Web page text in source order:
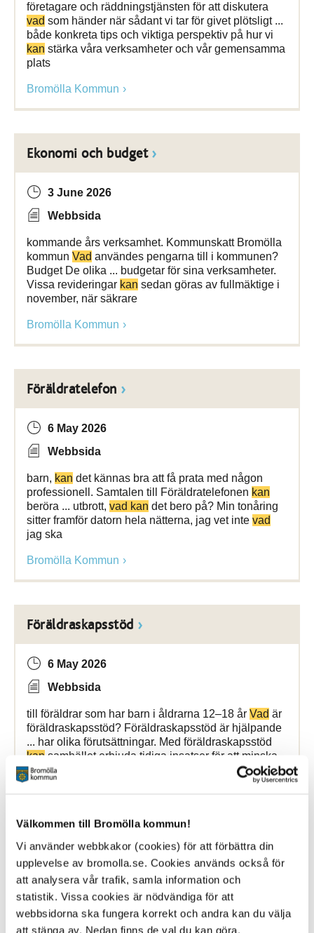
Välkommen till Bromölla kommun!
Vi använder webbkakor (cookies) för att förbättra din
upplevelse av bromolla.se. Cookies används också för
att analysera vår trafik, samla information och
statistik. Vissa cookies är nödvändiga för att
webbsidorna ska fungera korrekt och andra kan du välja
att stänga av. Nedan finns de val du kan göra.
företagare och räddningstjänsten för att diskutera
vad som händer när sådant vi tar för givet plötsligt ...
både konkreta tips och viktiga perspektiv på hur vi
kan stärka våra verksamheter och vår gemensamma
plats
Bromölla Kommun
Ekonomi och budget
3 June 2026
Webbsida
kommande års verksamhet. Kommunskatt Bromölla
kommun Vad användes pengarna till i kommunen?
Budget De olika ... budgetar för sina verksamheter.
Vissa revideringar kan sedan göras av fullmäktige i
november, när säkrare
Bromölla Kommun
Föräldratelefon
6 May 2026
Webbsida
barn, kan det kännas bra att få prata med någon
professionell. Samtalen till Föräldratelefonen kan
beröra ... utbrott, vad kan det bero på? Min tonåring
sitter framför datorn hela nätterna, jag vet inte vad
jag ska
Bromölla Kommun
Föräldraskapsstöd
6 May 2026
Webbsida
till föräldrar som har barn i åldrarna 12–18 år Vad är
föräldraskapsstöd? Föräldraskapsstöd är hjälpande
... har olika förutsättningar. Med föräldraskapsstöd
kan samhället erbjuda tidiga insatser för att minska
Bromölla Kommun
SSPF – samverkan mellan skola,
socialtjänst, polis och fritid
6 May 2026
Webbsida